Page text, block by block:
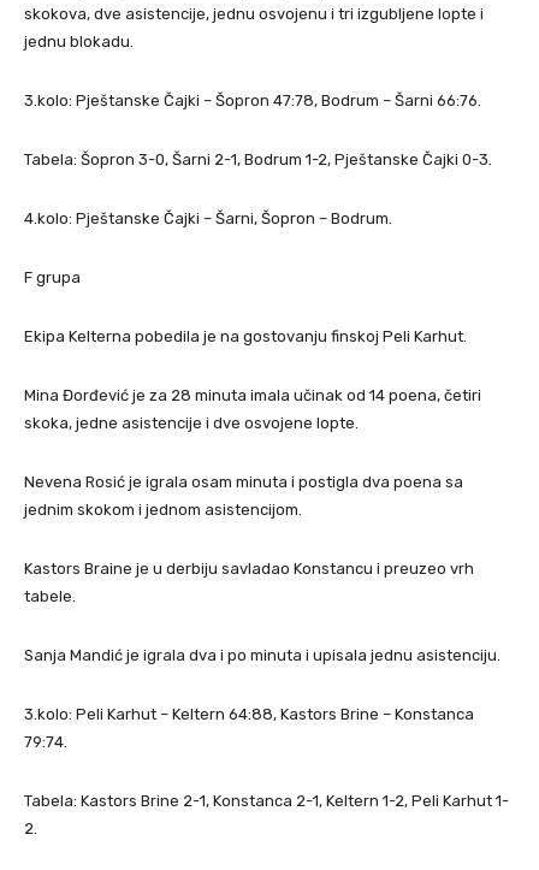
skokova, dve asistencije, jednu osvojenu i tri izgubljene lopte i
jednu blokadu.
3.kolo: Pještanske Čajki – Šopron 47:78, Bodrum – Šarni 66:76.
Tabela: Šopron 3-0, Šarni 2-1, Bodrum 1-2, Pještanske Čajki 0-3.
4.kolo: Pještanske Čajki – Šarni, Šopron – Bodrum.
F grupa
Ekipa Kelterna pobedila je na gostovanju finskoj Peli Karhut.
Mina Đorđević je za 28 minuta imala učinak od 14 poena, četiri
skoka, jedne asistencije i dve osvojene lopte.
Nevena Rosić je igrala osam minuta i postigla dva poena sa
jednim skokom i jednom asistencijom.
Kastors Braine je u derbiju savladao Konstancu i preuzeo vrh
tabele.
Sanja Mandić je igrala dva i po minuta i upisala jednu asistenciju.
3.kolo: Peli Karhut – Keltern 64:88, Kastors Brine – Konstanca
79:74.
Tabela: Kastors Brine 2-1, Konstanca 2-1, Keltern 1-2, Peli Karhut 1-
2.